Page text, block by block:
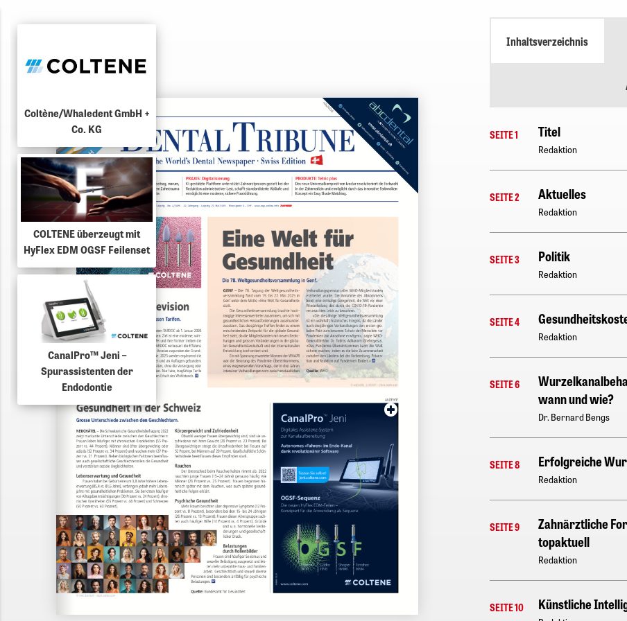
Inhaltsverzeichnis
SEITE 1 Titel
Redaktion
SEITE 2 Aktuelles
Redaktion
SEITE 3 Politik
Redaktion
SEITE 4
Redaktion
SEITE 6
wann und wie?
Dr. Bernard Bengs
SEITE 8 Erfolgreiche
Redaktion
SEITE 9
Zahnärztliche
topaktuell
Redaktion
SEITE 10 Künstliche
Coltène/Whaledent GmbH +
Co. KG
COLTENE überzeugt mit
HyFlex EDM OGSF Feilenset
CanalPro™ Jeni –
Spurassistenten der
Endodontie